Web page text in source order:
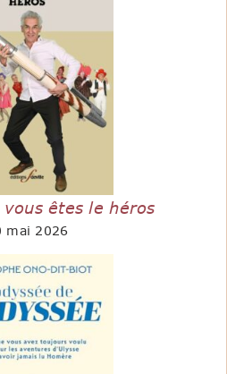
êtes le héros
mai 2026